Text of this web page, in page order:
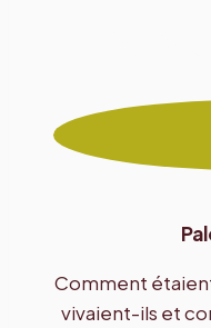
Comment
vivaient-ils et